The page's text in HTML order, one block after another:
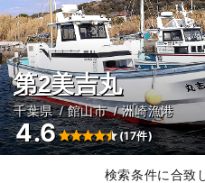
第2美吉丸
千葉県 館山市 洲崎漁港
4.6 (17件)
検索条件に合致